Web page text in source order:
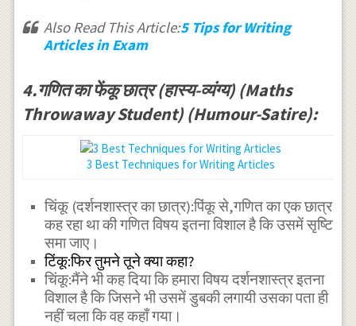
Also Read This Article:5 Tips for Writing
Articles in Exam
4.गणित का फेंकू छात्र (हास्य-व्यंग्य) (Maths
Throwaway Student) (Humour-Satire):
3 Best Techniques for Writing Articles
चिंकू (दर्शनशास्त्र का छात्र):पिंकू से,गणित का एक छात्र
कह रहा था की गणित विषय इतना विशाल है कि उसमें सृष्टि
समा जाए।
टिंकू:फिर तुमने तूने क्या कहा?
चिंकू:मैंने भी कह दिया कि हमारा विषय दर्शनशास्त्र इतना
विशाल है कि जिसने भी उसमें डुबकी लगायी उसका पता ही
नहीं चला कि वह कहाँ गया।